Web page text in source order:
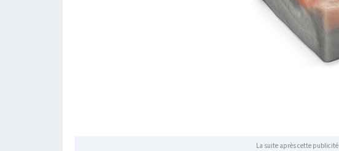
La suite après cette publicité